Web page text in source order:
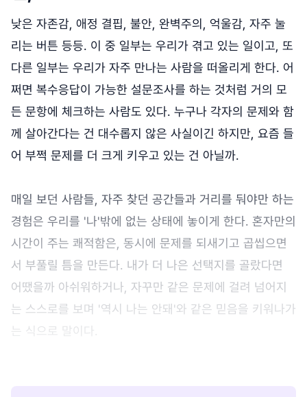
낮은 자존감, 애정 결핍, 불안, 완벽주의, 억울감, 자주 눌
리는 버튼 등등. 이 중 일부는 우리가 겪고 있는 일이고, 또
다른 일부는 우리가 자주 만나는 사람을 떠올리게 한다. 어
쩌면 복수응답이 가능한 설문조사를 하는 것처럼 거의 모
든 문항에 체크하는 사람도 있다. 누구나 각자의 문제와 함
께 살아간다는 건 대수롭지 않은 사실이긴 하지만, 요즘 들
어 부쩍 문제를 더 크게 키우고 있는 건 아닐까.
매일 보던 사람들, 자주 찾던 공간들과 거리를 둬야만 하는
경험은 우리를 '나'밖에 없는 상태에 놓이게 한다. 혼자만의
시간이 주는 쾌적함은, 동시에 문제를 되새기고 곱씹으면
서 부풀릴 틈을 만든다. 내가 더 나은 선택지를 골랐다면
어땠을까 아쉬워하거나, 자꾸만 같은 문제에 걸려 넘어지
는 스스로를 보며 '역시 나는 안돼'와 같은 믿음을 키워나가
는 식으로 말이다.